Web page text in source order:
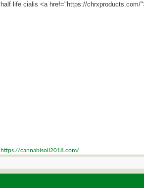
half life cialis <a href="https://
https://cannabisoil2018.com/